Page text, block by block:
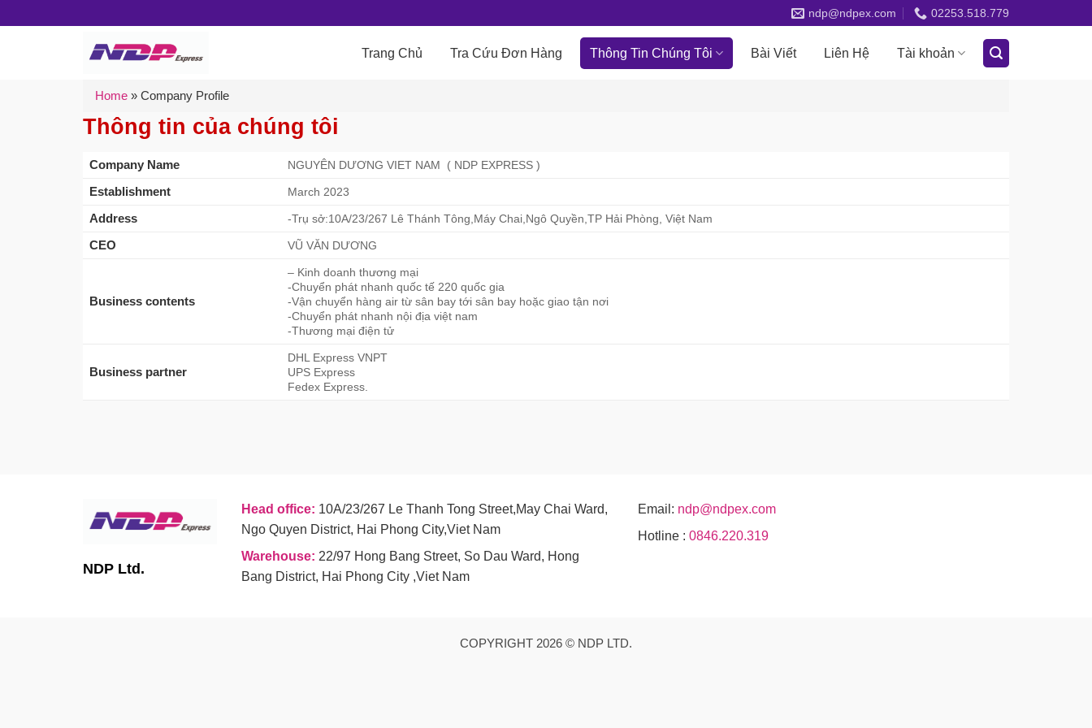
to
ndp@ndpex.com 02253.518.779
Trang Chủ Tra Cứu Đơn Hàng Thông Tin Chúng Tôi Bài Viết Liên Hệ Tài khoản
Home » Company Profile
Thông tin của chúng tôi
Company Name NGUYÊN DƯƠNG VIET NAM ( NDP EXPRESS )
Establishment March 2023
Address -Trụ sở:10A/23/267 Lê Thánh Tông,Máy Chai,Ngô Quyền,TP Hải Phòng, Việt Nam
CEO VŨ VĂN DƯƠNG
Business contents
– Kinh doanh thương mại
-Chuyển phát nhanh quốc tế 220 quốc gia
-Vận chuyển hàng air từ sân bay tới sân bay hoặc giao tận nơi
-Chuyển phát nhanh nội địa việt nam
-Thương mại điện tử
Business partner
DHL Express VNPT
UPS Express
Fedex Express.
NDP Ltd.
Head office: 10A/23/267 Le Thanh Tong Street,May Chai Ward,
Ngo Quyen District, Hai Phong City,Viet Nam
Warehouse: 22/97 Hong Bang Street, So Dau Ward, Hong
Bang District, Hai Phong City ,Viet Nam
Email: ndp@ndpex.com
Hotline : 0846.220.319
COPYRIGHT 2026 © NDP LTD.